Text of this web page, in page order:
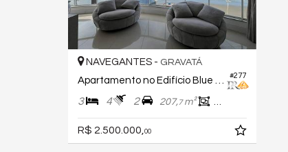
#277
NAVEGANTES - GRAVATÁ
3 4 2 207,7m² 157,
R$ 2.500.000, 00